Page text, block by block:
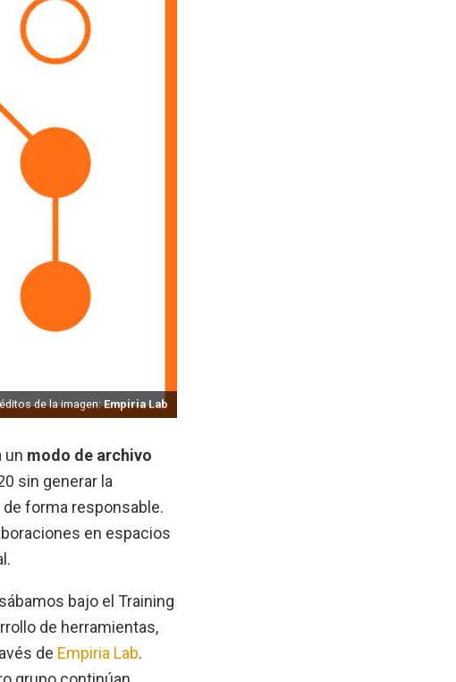
de la imagen:Empiria Lab
un modo de archivo
sin generar la
forma responsable.
en espacios
bajo el Training
de herramientas,
de Empiria Lab.